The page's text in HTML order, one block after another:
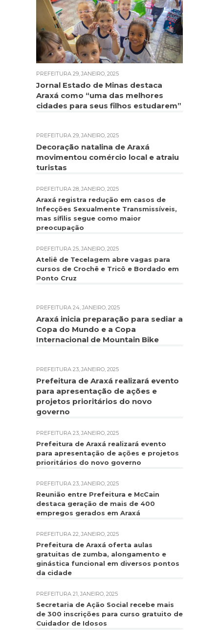
PREFEITURA 29, JANEIRO, 2025
Jornal Estado de Minas destaca
Araxá como “uma das melhores
cidades para seus filhos estudarem”
PREFEITURA 29, JANEIRO, 2025
Decoração natalina de Araxá
movimentou comércio local e atraiu
turistas
PREFEITURA 28, JANEIRO, 2025
Araxá registra redução em casos de
Infecções Sexualmente Transmissíveis,
mas sífilis segue como maior
preocupação
PREFEITURA 25, JANEIRO, 2025
Ateliê de Tecelagem abre vagas para
cursos de Crochê e Tricô e Bordado em
Ponto Cruz
PREFEITURA 24, JANEIRO, 2025
Araxá inicia preparação para sediar a
Copa do Mundo e a Copa
Internacional de Mountain Bike
PREFEITURA 23, JANEIRO, 2025
Prefeitura de Araxá realizará evento
para apresentação de ações e
projetos prioritários do novo
governo
PREFEITURA 23, JANEIRO, 2025
Prefeitura de Araxá realizará evento
para apresentação de ações e projetos
prioritários do novo governo
PREFEITURA 23, JANEIRO, 2025
Reunião entre Prefeitura e McCain
destaca geração de mais de 400
empregos gerados em Araxá
PREFEITURA 22, JANEIRO, 2025
Prefeitura de Araxá oferta aulas
gratuitas de zumba, alongamento e
ginástica funcional em diversos pontos
da cidade
PREFEITURA 21, JANEIRO, 2025
Secretaria de Ação Social recebe mais
de 300 inscrições para curso gratuito de
Cuidador de Idosos